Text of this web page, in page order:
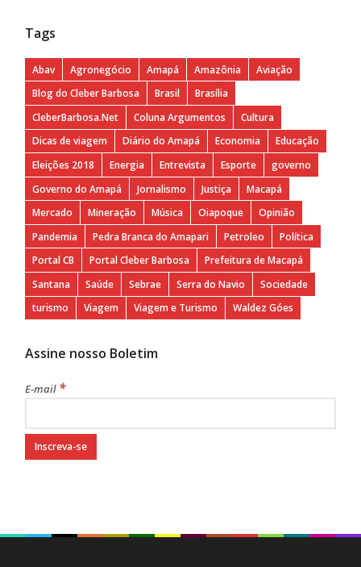
Tags
Abav Agronegócio Amapá Amazônia
Aviação
Blog do Cleber Barbosa
Brasil
Brasília
CleberBarbosa.Net
Coluna Argumentos
Cultura
Dicas de viagem
Diário do Amapá Economia
Educação
Eleições 2018
Energia Entrevista Esporte
governo
Governo do Amapá
Jornalismo Justiça
Macapá
Mercado
Mineração Música Oiapoque
Opinião
Pandemia
Pedra Branca do Amapari Petroleo
Política
Portal CB
Portal Cleber Barbosa
Prefeitura de Macapá
Santana
Saúde Sebrae Serra do Navio
Sociedade
turismo
Viagem Viagem e Turismo Waldez Góes
Assine nosso Boletim
E-mail *